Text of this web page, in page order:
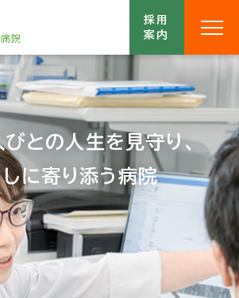
採用
案内
との人生を見守り、
に寄り添う病院